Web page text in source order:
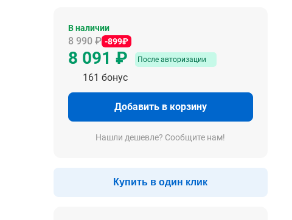
В наличии
8 990 ₽ -899₽
8 091 ₽ После авторизации
161 бонус
Добавить в корзину
Нашли дешевле? Сообщите нам!
Купить в один клик